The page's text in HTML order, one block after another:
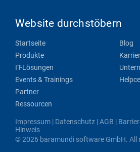
Website durchstöbern
Startseite
Produkte
IT-Lösungen
Events & Trainings
Partner
Ressourcen
Blog
Impressum | Datenschutz |AGB |
Hinweis
© 2026 baramundi software GmbH. All